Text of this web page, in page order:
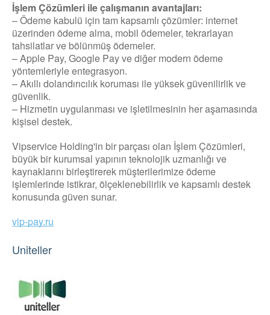
İşlem Çözümleri ile çalışmanın avantajları:
– Ödeme kabulü için tam kapsamlı çözümler: internet
üzerinden ödeme alma, mobil ödemeler, tekrarlayan
tahsilatlar ve bölünmüş ödemeler.
– Apple Pay, Google Pay ve diğer modern ödeme
yöntemleriyle entegrasyon.
– Akıllı dolandırıcılık koruması ile yüksek güvenilirlik ve
güvenlik.
– Hizmetin uygulanması ve işletilmesinin her aşamasında
kişisel destek.
Vipservice Holding'in bir parçası olan İşlem Çözümleri,
büyük bir kurumsal yapının teknolojik uzmanlığı ve
kaynaklarını birleştirerek müşterilerimize ödeme
işlemlerinde istikrar, ölçeklenebilirlik ve kapsamlı destek
konusunda güven sunar.
vip-pay.ru
Uniteller